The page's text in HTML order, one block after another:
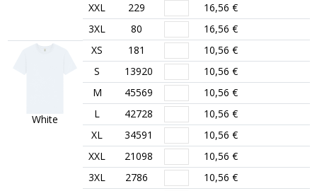
XXL
229
16,56 €
3XL
80 16,56 €
White
XS 181
10,56 €
S
13920
10,56 €
M
45569
10,56 €
L
42728
10,56 €
XL
34591
10,56 €
XXL
21098
10,56 €
3XL
2786
10,56 €